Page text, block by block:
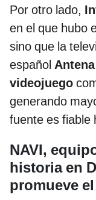
Por otro lado,
en el que hubo
sino que la
español
videojuego
generando
fuente es fiable
NAVI,
historia en
promueve